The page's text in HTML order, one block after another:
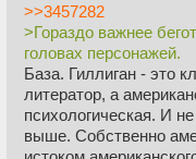
>>3457282
>Гораздо важнее
головах персонажей.
База. Гиллиган - это
литератор, а
психологическая. И
выше. Собственно